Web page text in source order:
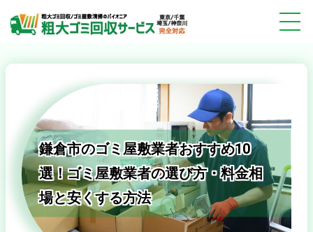
鎌倉市のゴミ屋敷業者おすすめ10
選！ゴミ屋敷業者の選び方・料金相
場と安くする方法